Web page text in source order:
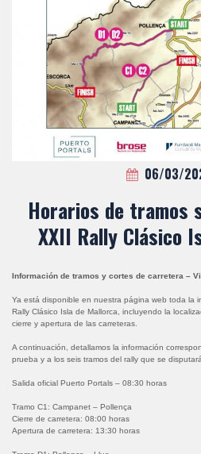
06/03/
Horarios de tramos
XXII Rally Clásico
Información de tramos y cortes de carretera –
Ya está disponible en nuestra página web toda la
Rally Clásico Isla de Mallorca, incluyendo la
cierre y apertura de las carreteras.
A continuación, detallamos la información
prueba y a los seis tramos del rally que se
Salida oficial Puerto Portals – 08:30 horas
Tramo C1: Campanet – Pollença
Cierre de carretera: 08:00 horas
Apertura de carretera: 13:30 horas